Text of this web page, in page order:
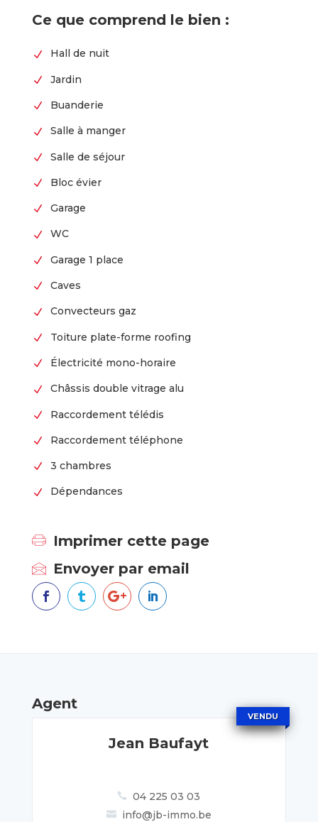
Ce que comprend le bien :
N Hall de nuit
N Jardin
N Buanderie
N Salle à manger
N Salle de séjour
N Bloc évier
N Garage
N WC
N Garage 1 place
N Caves
N Convecteurs gaz
N Toiture plate-forme roofing
N Électricité mono-horaire
N Châssis double vitrage alu
N Raccordement télédis
N Raccordement téléphone
N 3 chambres
N Dépendances
Imprimer cette page
Envoyer par email
   
Agent
Jean Baufayt
 04 225 03 03
 info@jb-immo.be
VENDU
VENDU
VENDU